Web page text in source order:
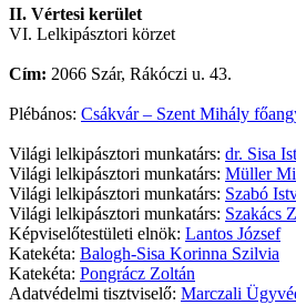
II. Vértesi kerület
VI. Lelkipásztori körzet
Cím: 2066 Szár, Rákóczi u. 43.
Plébános: Csákvár – Szent Mihály
Világi lelkipásztori munkatárs: dr. Sisa
Világi lelkipásztori munkatárs: Müller
Világi lelkipásztori munkatárs: Szabó
Világi lelkipásztori munkatárs: Szakács
Képviselőtestületi elnök: Lantos József
Katekéta: Balogh-Sisa Korinna Szilvia
Katekéta: Pongrácz Zoltán
Adatvédelmi tisztviselő: Marczali